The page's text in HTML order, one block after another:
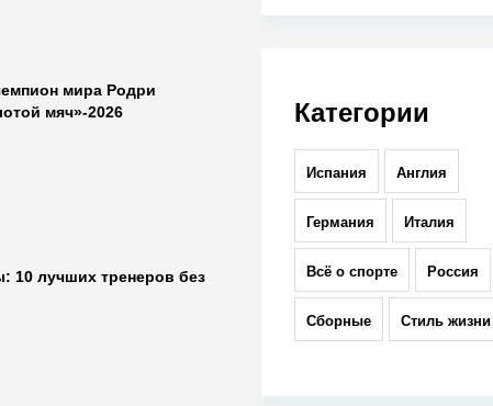
Категории
Испания Англия
Германия Италия
Всё о спорте Россия
Сборные Стиль жизни
мира Родри
мяч»-2026
10 лучших тренеров без